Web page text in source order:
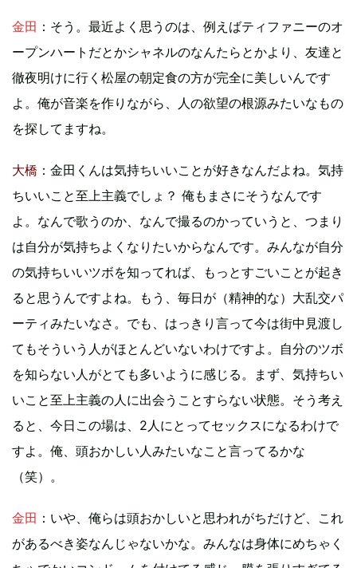
金田 ：そう。最近よく思うのは、例えばティファニーのオ
ープンハートだとかシャネルのなんたらとかより、友達と
徹夜明けに行く松屋の朝定食の方が完全に美しいんです
よ。俺が音楽を作りながら、人の欲望の根源みたいなもの
を探してますね。
大橋 ：金田くんは気持ちいいことが好きなんだよね。気持
ちいいこと至上主義でしょ？ 俺もまさにそうなんです
よ。なんで歌うのか、なんで撮るのかっていうと、つまり
は自分が気持ちよくなりたいからなんです。みんなが自分
の気持ちいいツボを知ってれば、もっとすごいことが起き
ると思うんですよね。もう、毎日が（精神的な）大乱交パ
ーティみたいなさ。でも、はっきり言って今は街中見渡し
てもそういう人がほとんどいないわけですよ。自分のツボ
を知らない人がとても多いように感じる。まず、気持ちい
いこと至上主義の人に出会うことすらない状態。そう考え
ると、今日この場は、2人にとってセックスになるわけで
すよ。俺、頭おかしい人みたいなこと言ってるかな
（笑）。
金田 ：いや、俺らは頭おかしいと思われがちだけど、これ
があるべき姿なんじゃないかな。みんなは身体にめちゃく